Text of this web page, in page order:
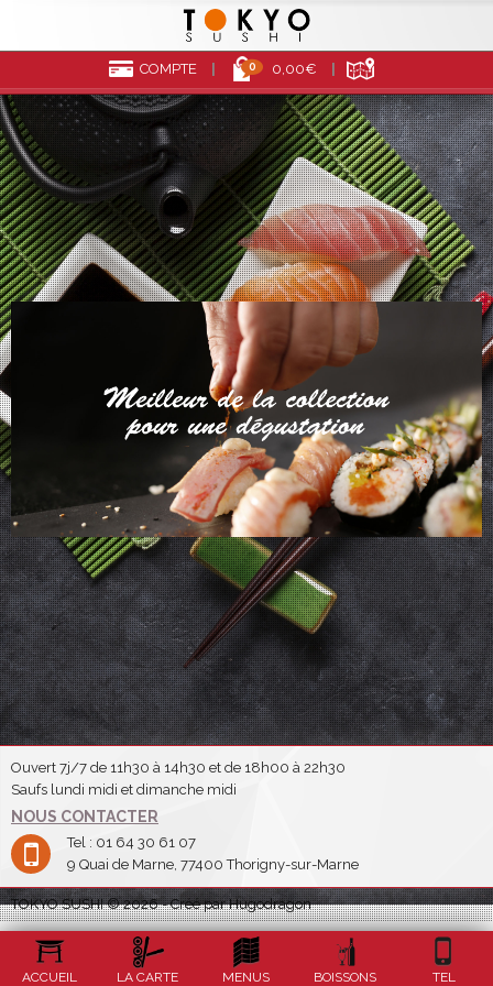
COMPTE 0 0,00€
Ouvert 7j/7 de 11h30 à 14h30 et de 18h00 à 22h30
Saufs lundi midi et dimanche midi
NOUS CONTACTER
Tel : 01 64 30 61 07
9 Quai de Marne, 77400 Thorigny-sur-Marne
TOKYO SUSHI © 2026 - Créé par Hugodragon
ACCUEIL LA CARTE MENUS BOISSONS TEL